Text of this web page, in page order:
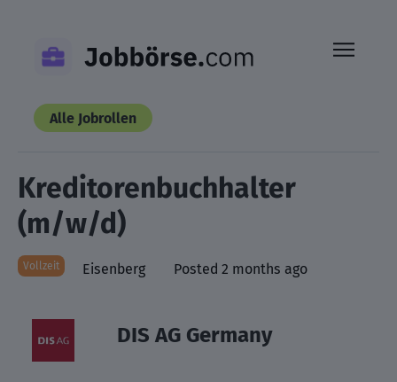
content
Alle Jobrollen
Kreditorenbuchhalter
(m/w/d)
Vollzeit Eisenberg Posted 2 months ago
DIS AG Germany